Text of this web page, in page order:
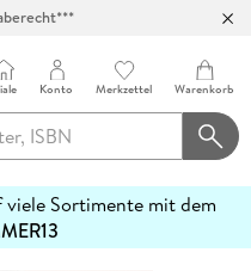
Konto Merkzettel Warenkorb
Sortimente mit dem